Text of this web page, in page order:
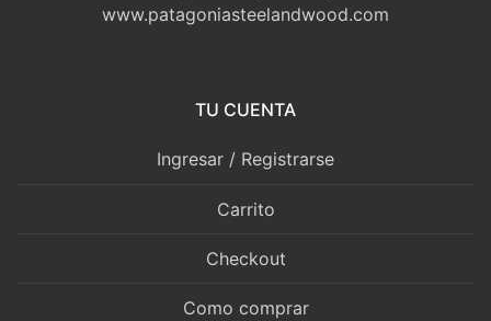
www.patagoniasteelandwood.com
TU CUENTA
Ingresar / Registrarse
Carrito
Checkout
Como comprar